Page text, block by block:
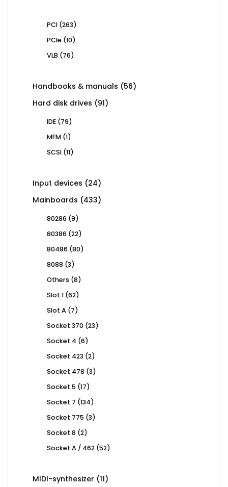
PCI 263263
PCIe 1010
VLB 7676
Handbooks & manuals 5656
Hard disk drives 9191
IDE 7979
MFM 11
SCSI 1111
Input devices 2424
Mainboards 433433
80286 99
80386 2222
80486 8080
8088 33
Others 88
Slot 1 6262
Slot A 77
Socket 370 2323
Socket 4 66
Socket 423 22
Socket 478 33
Socket 5 1717
Socket 7 134134
Socket 775 33
Socket 8 22
Socket A / 462 5252
MIDI-synthesizer 1111